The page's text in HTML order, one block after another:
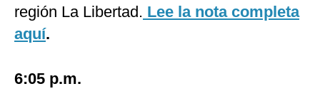
región La Libertad. Lee la nota completa
aquí.
6:05 p.m.